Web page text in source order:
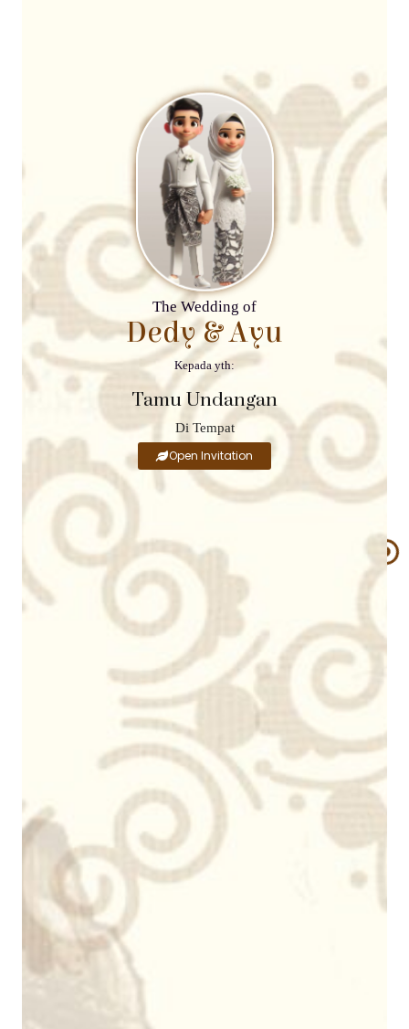
The Wedding of
Dedy & Ayu
Kepada yth:
Tamu Undangan
Di Tempat
Open Invitation
The Wedding Of
Dedy & Ayu
Minggu, 7 Juni 2026